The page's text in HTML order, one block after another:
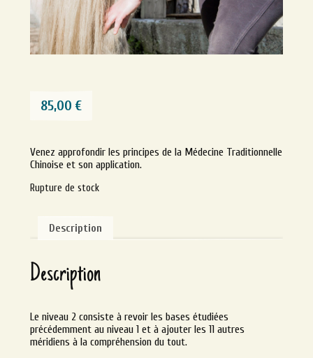
85,00 €
Venez approfondir les principes de la Médecine Traditionnelle
Chinoise et son application.
Rupture de stock
Description
Description
Le niveau 2 consiste à revoir les bases étudiées
précédemment au niveau 1 et à ajouter les 11 autres
méridiens à la compréhension du tout.